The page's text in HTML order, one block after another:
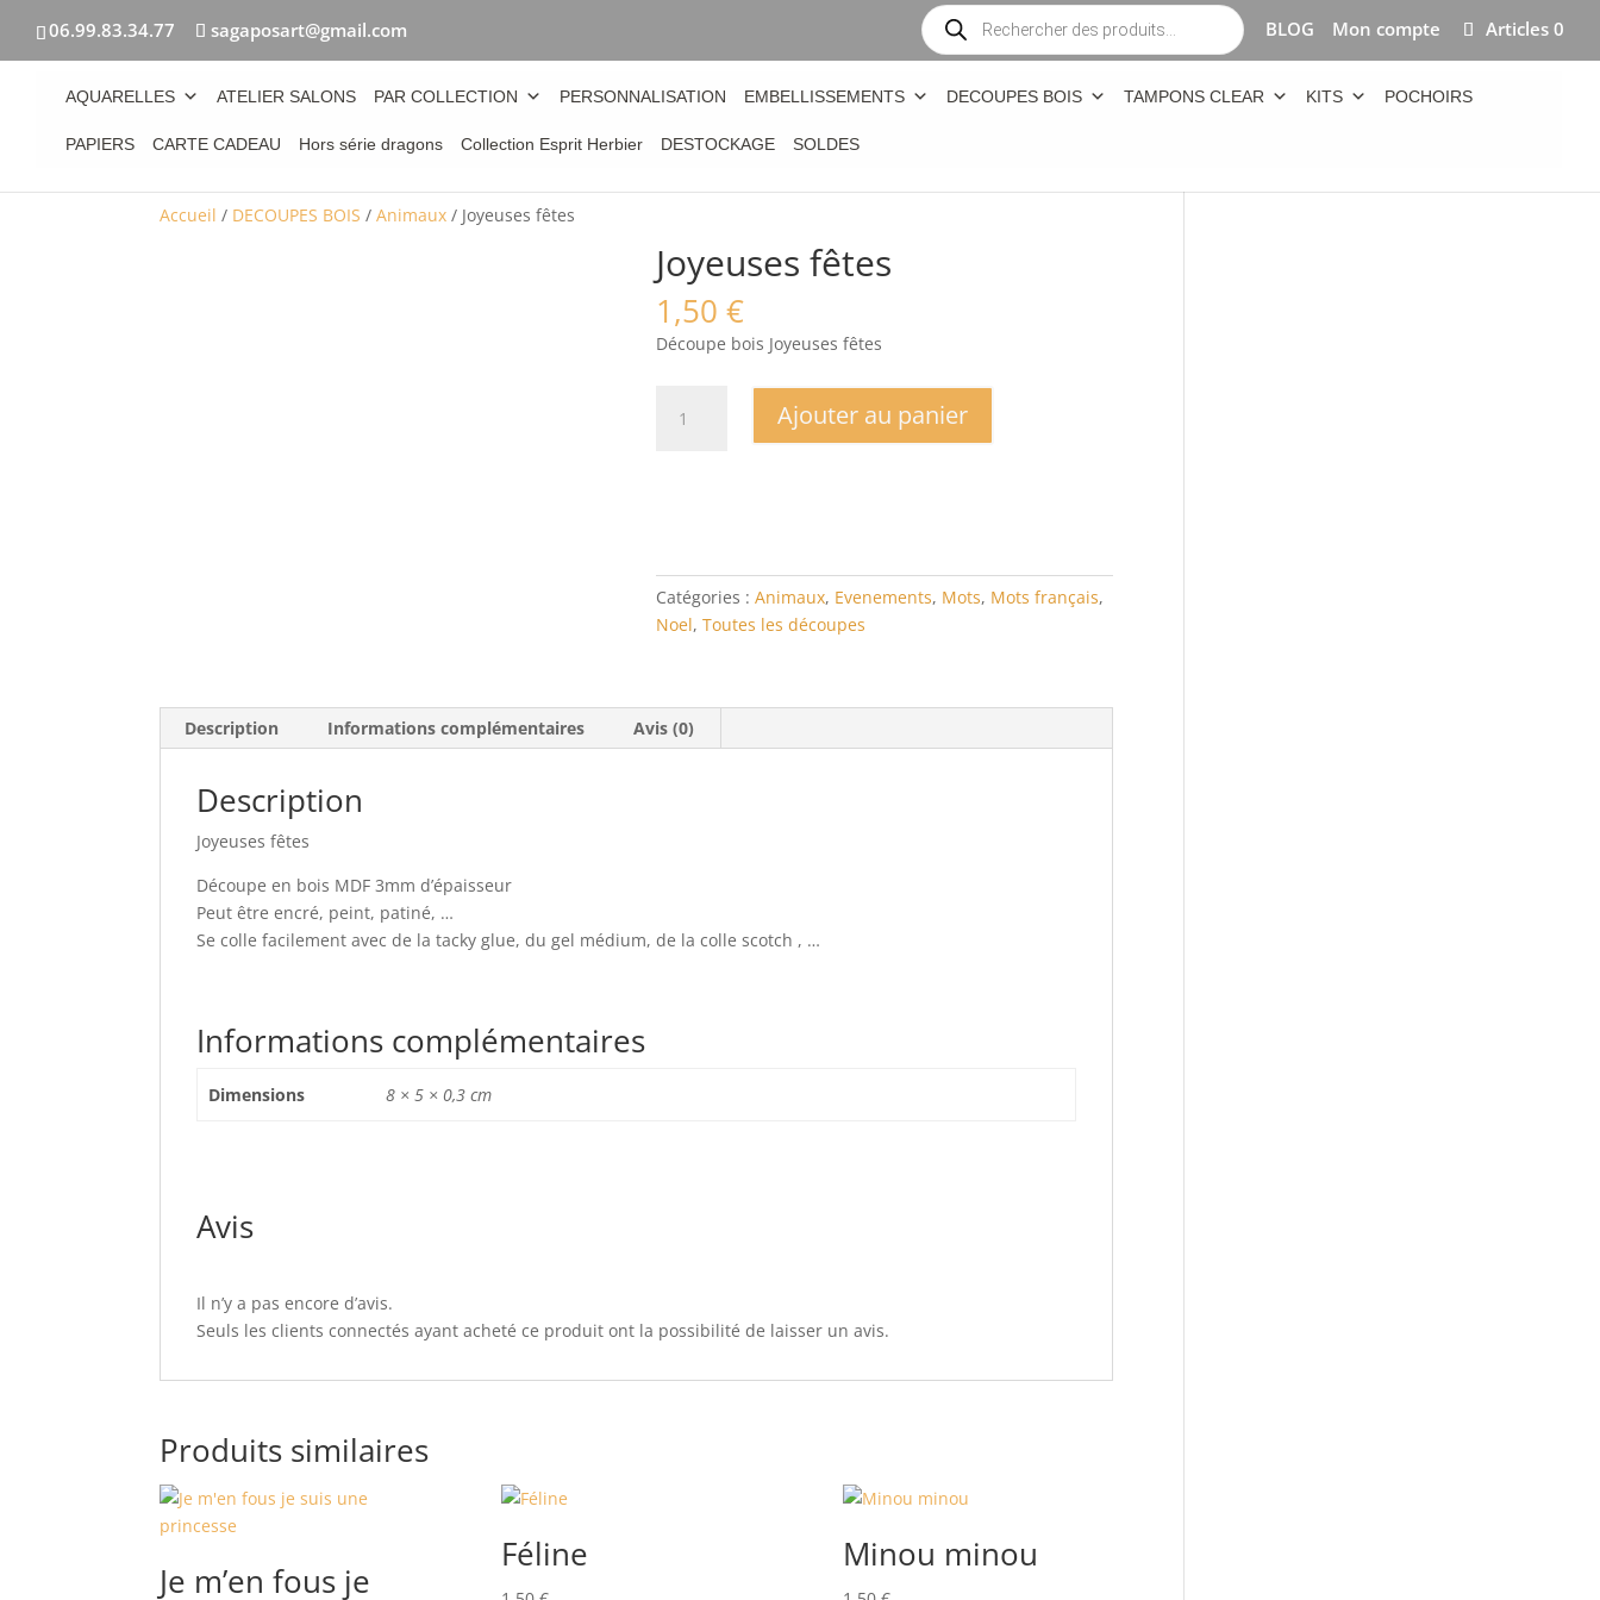
06.99.83.34.77 sagaposart@gmail.com
Recherche
de
produits
BLOG Mon compte Articles 0
AQUARELLES ATELIER SALONS PAR COLLECTION PERSONNALISATION EMBELLISSEMENTS DECOUPES BOIS TAMPONS CLEAR KITS POCHOIRS
PAPIERS CARTE CADEAU Hors série dragons Collection Esprit Herbier DESTOCKAGE SOLDES
Accueil / DECOUPES BOIS /Animaux / Joyeuses fêtes
Joyeuses fêtes
1,50 €
Découpe bois Joyeuses fêtes
Ajouter au panier
Catégories : Animaux, Evenements, Mots, Mots français,
Noel, Toutes les découpes
Description Informations complémentaires Avis (0)
Description
Joyeuses fêtes
Découpe en bois MDF 3mm d’épaisseur
Peut être encré, peint, patiné, …
Se colle facilement avec de la tacky glue, du gel médium, de la colle scotch , …
Informations complémentaires
Dimensions 8 × 5 × 0,3 cm
Avis
Il n’y a pas encore d’avis.
Seuls les clients connectés ayant acheté ce produit ont la possibilité de laisser un avis.
Produits similaires
Je m’en fous je
Féline Minou minou